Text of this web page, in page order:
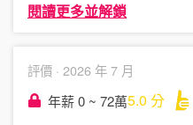
閱讀更多並解鎖
評價 · 2026 年 7 月
年薪 0 ~ 72萬5.0 分